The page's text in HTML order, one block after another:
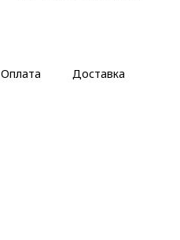
Оплата Доставка